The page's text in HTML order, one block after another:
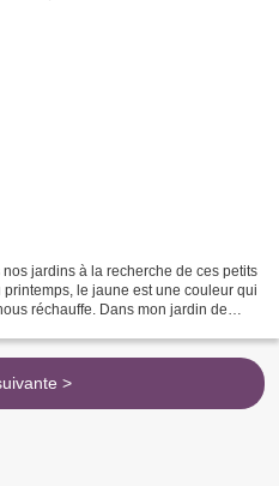
jardins à la recherche de ces petits
le jaune est une couleur qui
réchauffe. Dans mon jardin de
>